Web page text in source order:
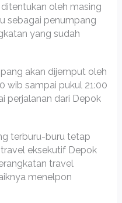
oleh masing
sebagai penumpang
yang sudah
akan dijemput oleh
wib sampai pukul 21:00
perjalanan dari Depok
terburu-buru tetap
eksekutif Depok
travel
menelpon